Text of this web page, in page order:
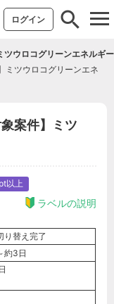
ログイン
ツウロコグリーンエネルギー
ミツウロコグリーンエネ
案件】ミツ
以上
ラベルの説明
り替え完了
約3日